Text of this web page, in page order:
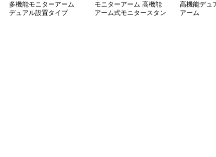
多機能モニターアーム
デュアル設置タイプ
モニターアーム 高機能
アーム式モニタースタン
高機能デュ
アーム